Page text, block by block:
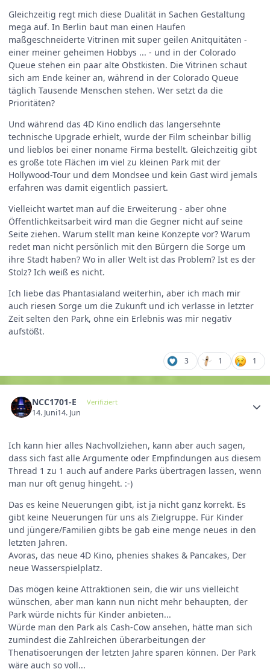
Gleichzeitig regt mich diese Dualität in Sachen Gestaltung
mega auf. In Berlin baut man einen Haufen
maßgeschneiderte Vitrinen mit super geilen Anitquitäten -
einer meiner geheimen Hobbys ... - und in der Colorado
Queue stehen ein paar alte Obstkisten. Die Vitrinen schaut
sich am Ende keiner an, während in der Colorado Queue
täglich Tausende Menschen stehen. Wer setzt da die
Prioritäten?
Und während das 4D Kino endlich das langersehnte
technische Upgrade erhielt, wurde der Film scheinbar billig
und lieblos bei einer noname Firma bestellt. Gleichzeitig gibt
es große tote Flächen im viel zu kleinen Park mit der
Hollywood-Tour und dem Mondsee und kein Gast wird jemals
erfahren was damit eigentlich passiert.
Vielleicht wartet man auf die Erweiterung - aber ohne
Öffentlichkeitsarbeit wird man die Gegner nicht auf seine
Seite ziehen. Warum stellt man keine Konzepte vor? Warum
redet man nicht persönlich mit den Bürgern die Sorge um
ihre Stadt haben? Wo in aller Welt ist das Problem? Ist es der
Stolz? Ich weiß es nicht.
Ich liebe das Phantasialand weiterhin, aber ich mach mir
auch riesen Sorge um die Zukunft und ich verlasse in letzter
Zeit selten den Park, ohne ein Erlebnis was mir negativ
aufstößt.
3 1 1
NCC1701-E Verifiziert
14. Juni14. Jun
Ich kann hier alles Nachvollziehen, kann aber auch sagen,
dass sich fast alle Argumente oder Empfindungen aus diesem
Thread 1 zu 1 auch auf andere Parks übertragen lassen, wenn
man nur oft genug hingeht. :-)
Das es keine Neuerungen gibt, ist ja nicht ganz korrekt. Es
gibt keine Neuerungen für uns als Zielgruppe. Für Kinder
und jüngere/Familien gibts be gab eine menge neues in den
letzten Jahren.
Avoras, das neue 4D Kino, phenies shakes & Pancakes, Der
neue Wasserspielplatz.
Das mögen keine Attraktionen sein, die wir uns vielleicht
wünschen, aber man kann nun nicht mehr behaupten, der
Park würde nichts für Kinder anbieten...
Würde man den Park als Cash-Cow ansehen, hätte man sich
zumindest die Zahlreichen überarbeitungen der
Thenatisoerungen der letzten Jahre sparen können. Der Park
wäre auch so voll...